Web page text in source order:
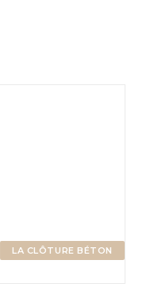
LA CLÔTURE BÉTON